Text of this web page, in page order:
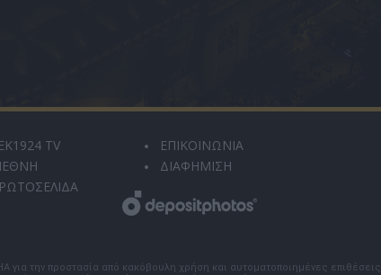
TV
ΕΠΙΚΟΙΝΩΝΙΑ
ΔΙΑΦΗΜΙΣΗ
για την προστασία από κακόβουλη χρήση και αυτοματοποιημένες επιθέσεις.